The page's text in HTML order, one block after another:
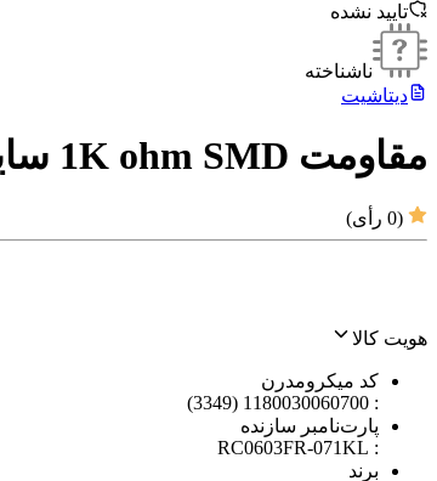
تایید نشده
ناشناخته
دیتاشیت
مقاومت 1K ohm SMD سایز 0603
(
0 رأی)
هویت کالا
کد میکرومدرن
:
1180030060700 (3349)
پارت‌نامبر سازنده
:
RC0603FR-071KL
برند